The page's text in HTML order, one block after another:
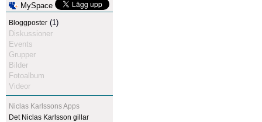
MySpace
Bloggposter (1)
Diskussioner
Events
Grupper
Bilder
Fotoalbum
Videor
Niclas Karlssons Apps
Det Niclas Karlsson gillar